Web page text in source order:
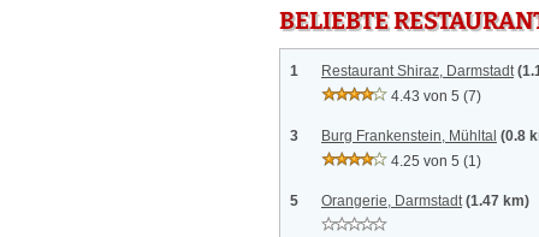
BELIEBTE
1 Restaurant Shiraz, Darmstadt
4.43 von 5 (7)
3 Burg Frankenstein, Mühltal (0.8
4.25 von 5 (1)
5 Orangerie, Darmstadt (1.47 km)